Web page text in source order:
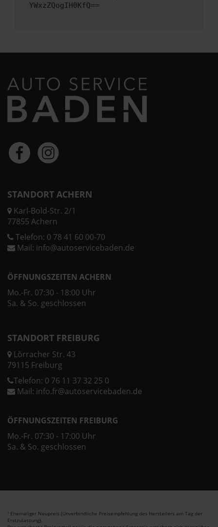
YWxzZQogIH0KfQ==
STANDORT ACHERN
Karl-Bold-Str. 2/1
77855 Achern
Telefon: 0 78 41 60 00-70
Mail: info@autoservicebaden.de
ÖFFNUNGSZEITEN ACHERN
Mo.-Fr. 07:30 - 18:00 Uhr
Sa. & So. geschlossen
STANDORT FREIBURG
Lörracher Str. 43
79115 Freiburg
Telefon: 0 76 11 37 32 25 0
Mail: info.fr@autoservicebaden.de
ÖFFNUNGSZEITEN FREIBURG
Mo.-Fr. 07:30 - 17:00 Uhr
Sa. & So. geschlossen
1 Ehemaliger Neupreis (Unverbindliche Preisempfehlung des Herstellers am Tag der
Erstzulassung).